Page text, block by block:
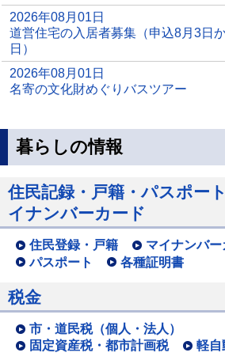
2026年08月01日
道営住宅の入居者募集（申込8月3日
日）
2026年08月01日
名寄の文化財めぐりバスツアー
暮らしの情報
住民記録・戸籍・パスポー
イナンバーカード
住民登録・戸籍 マイナンバー
パスポート
各種証明書
税金
市・道民税（個人・法人）
固定資産税・都市計画税
軽自